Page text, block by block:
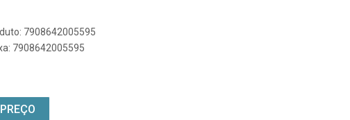
7908642005595
7908642005595